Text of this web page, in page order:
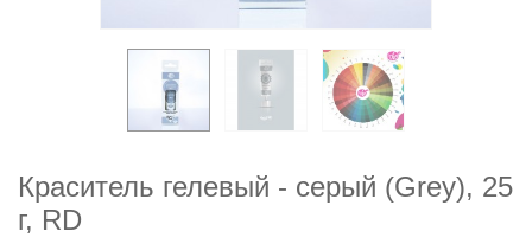
Краситель гелевый - серый (Grey), 25
г, RD